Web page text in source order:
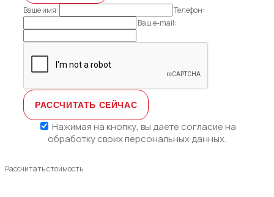
Ваше имя:
Телефон:
Ваш e-mail:
Нажимая на кнопку, вы даете согласие на
обработку своих персональных данных.
Рассчитать стоимость